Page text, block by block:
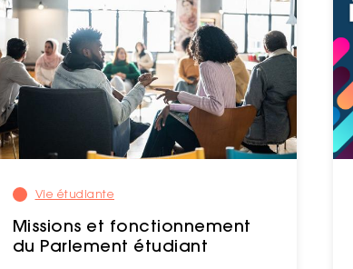
Vie étudiante
Missions et fonctionnement
du Parlement étudiant